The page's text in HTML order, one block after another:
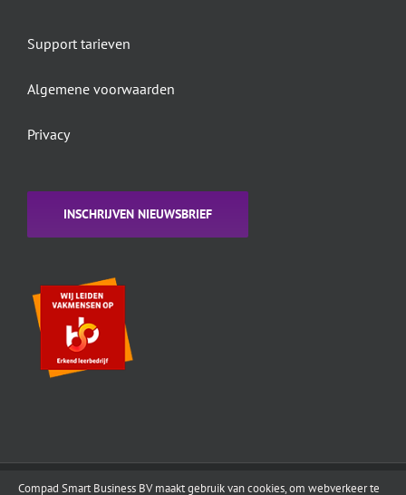
Support tarieven
Algemene voorwaarden
Privacy
INSCHRIJVEN NIEUWSBRIEF
Copyright 1995 - 2022 Compad Software| All Rights Reserved | Designed by
Compad Smart Business BV maakt gebruik van cookies, om webverkeer te